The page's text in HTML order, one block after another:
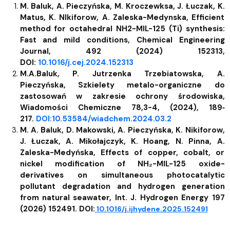
M. Baluk, A. Pieczyńska, M. Kroczewksa, J. Łuczak, K.
Matus, K. NIkiforow, A. Zaleska-Medynska, Efficient
method for octahedral NH2-MIL-125 (Ti) synthesis:
Fast and mild conditions, Chemical Engineering
Journal, 492 (2024) 152313,
DOI: 10.1016/j.cej.2024.152313
M.A.Baluk, P. Jutrzenka Trzebiatowska, A.
Pieczyńska, Szkielety metalo-organiczne do
zastosowań w zakresie ochrony środowiska,
Wiadomości Chemiczne 78,3-4, (2024), 189‐
217. DOI:10.53584/wiadchem.2024.03.2
M. A. Baluk, D. Makowski, A. Pieczyńska, K. Nikiforow,
J. Łuczak, A. Mikołajczyk, K. Hoang, N. Pinna, A.
Zaleska-Medyńska, Effects of copper, cobalt, or
nickel modification of NH₂-MIL-125 oxide-
derivatives on simultaneous photocatalytic
pollutant degradation and hydrogen generation
from natural seawater, Int. J. Hydrogen Energy 197
(2026) 152491. DOI: 10.1016/j.ijhydene.2025.152491